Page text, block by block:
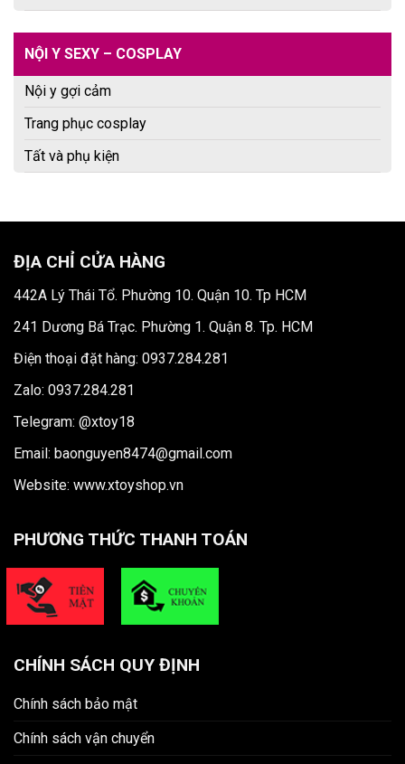
NỘI Y SEXY – COSPLAY
Nội y gợi cảm
Trang phục cosplay
Tất và phụ kiện
ĐỊA CHỈ CỬA HÀNG
442A Lý Thái Tổ. Phường 10. Quận 10. Tp HCM
241 Dương Bá Trạc. Phường 1. Quận 8. Tp. HCM
Điện thoại đặt hàng: 0937.284.281
Zalo: 0937.284.281
Telegram: @xtoy18
Email: baonguyen8474@gmail.com
Website: www.xtoyshop.vn
PHƯƠNG THỨC THANH TOÁN
CHÍNH SÁCH QUY ĐỊNH
Chính sách bảo mật
Chính sách vận chuyển